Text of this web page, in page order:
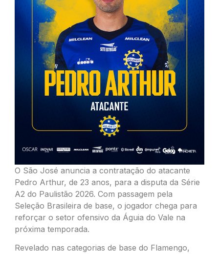
O São José anuncia a contratação do atacante
Pedro Arthur, de 23 anos, para a disputa da Série
A2 do Paulistão 2026. Com passagem pela
Seleção Brasileira de base, o jogador chega para
reforçar o setor ofensivo da Águia do Vale na
próxima temporada.
Revelado nas categorias de base do Flamengo,